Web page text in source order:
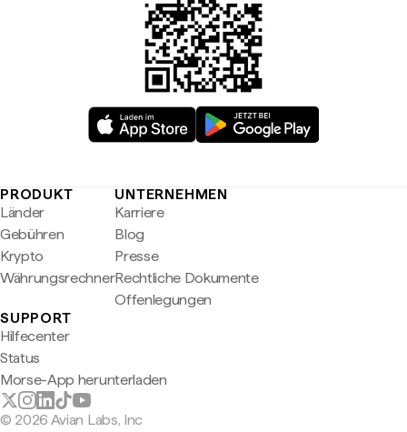
PRODUKT
Länder
Gebühren
Krypto
Währungsrechner
UNTERNEHMEN
Karriere
Blog
Presse
Rechtliche Dokumente
Offenlegungen
SUPPORT
Hilfecenter
Status
Morse-App herunterladen
© 2026 Avian Labs, Inc